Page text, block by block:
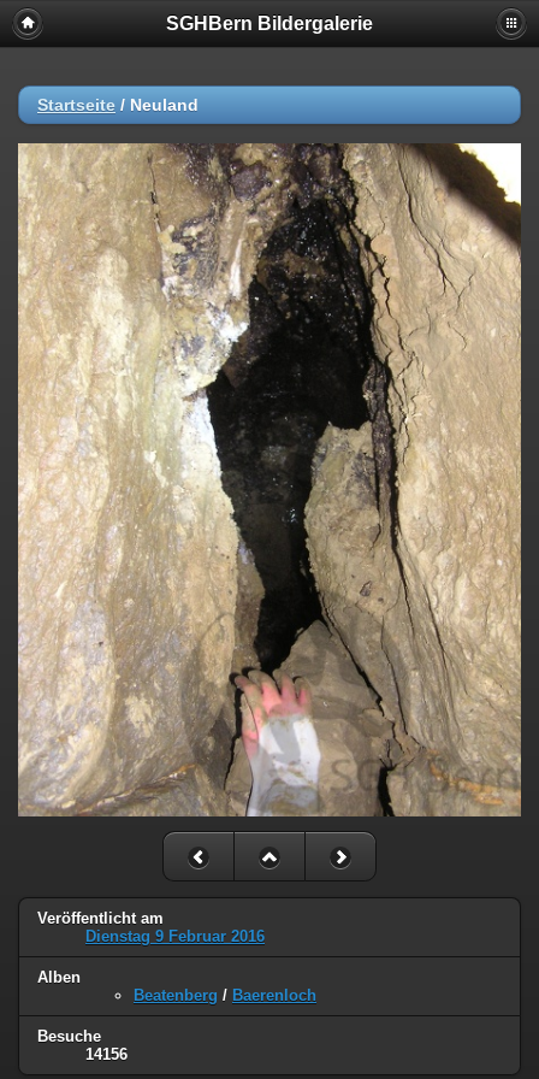
SGHBern Bildergalerie
Startseite / Neuland
Veröffentlicht am
Dienstag 9 Februar 2016
Alben
Beatenberg / Baerenloch
Besuche
14156